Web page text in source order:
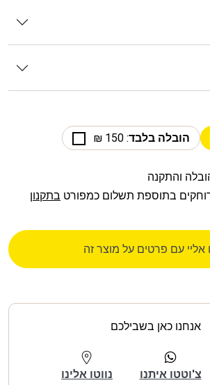
הובלה בלבד: 150 ₪
והתקנה
בתוספת תשלום כמפורט בתקנון
אליי עם פרטים על מוצר זה
אנחנו כאן בשבילכם
צ'וטטו איתנו נווטו אלינו